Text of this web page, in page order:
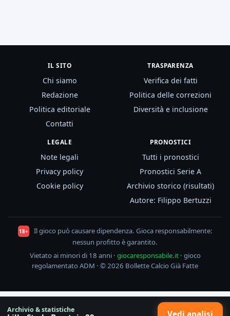
IL SITO
Chi siamo
Redazione
Politica editoriale
Contatti
TRASPARENZA
Verifica dei fatti
Politica delle correzioni
Diversità e inclusione
LEGALE
Note legali
Privacy policy
Cookie policy
PRONOSTICI
Tutti i pronostici
Pronostici Serie A
Archivio storico (risultati)
Autore: Filippo Bertuzzi
18+
Il gioco può causare dipendenza. Gioca responsabilmente:
nessun profitto è garantito.
Vietato ai minori di 18 anni · giocaresponsabile.it· gioco
regolamentato ADM · © 2026 Bollette Calcio Già Fatte
Archivio & statistiche Vedi analisi